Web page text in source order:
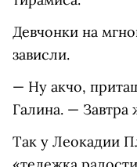
Девчонки на
зависли.
— Ну акчо,
Галина. — Завтра
Так у Леокадии